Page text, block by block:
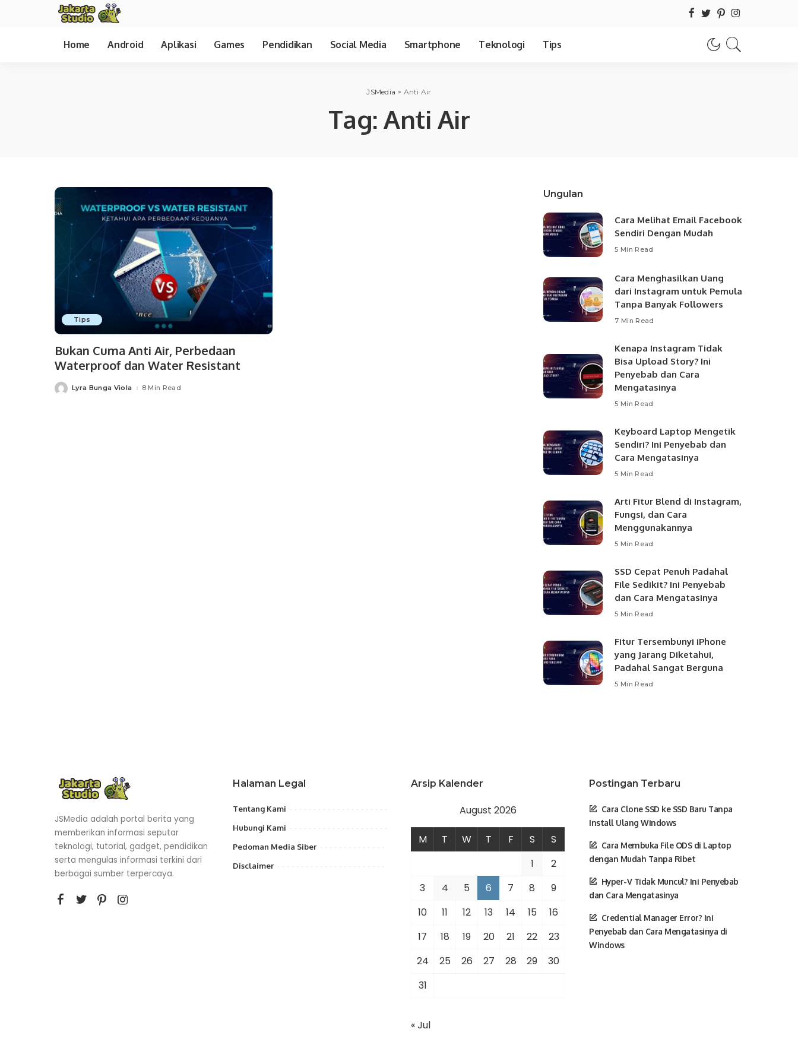
Home Android Aplikasi Games Pendidikan Social Media Smartphone Teknologi Tips
JSMedia > Anti Air
Tag:Anti Air
Tips
Bukan Cuma Anti Air, Perbedaan
Waterproof dan Water Resistant
PostedLyra Bunga Viola 8 Min Read
Ungulan
Cara Melihat Email Facebook
Sendiri Dengan Mudah
5 Min Read
Cara Menghasilkan Uang
dari Instagram untuk Pemula
Tanpa Banyak Followers
7 Min Read
Kenapa Instagram Tidak
Bisa Upload Story? Ini
Penyebab dan Cara
Mengatasinya
5 Min Read
Keyboard Laptop Mengetik
Sendiri? Ini Penyebab dan
Cara Mengatasinya
5 Min Read
Arti Fitur Blend di Instagram,
Fungsi, dan Cara
Menggunakannya
5 Min Read
SSD Cepat Penuh Padahal
File Sedikit? Ini Penyebab
dan Cara Mengatasinya
5 Min Read
Fitur Tersembunyi iPhone
yang Jarang Diketahui,
Padahal Sangat Berguna
5 Min Read
JSMedia adalah portal berita yang
memberikan informasi seputar
teknologi, tutorial, gadget, pendidikan
serta mengulas informasi terkini dari
berbagai sumber terpercaya.
Halaman Legal
Tentang Kami
Hubungi Kami
Pedoman Media Siber
Disclaimer
Arsip Kalender
August 2026
M T W T F S
S
1
2
3
4 5 6 7 8
9
10
11 12 13 14 15
16
17
18 19 20 21 22
23
24
25 26 27 28 29
30
31
« Jul
Postingan Terbaru
Cara Clone SSD ke SSD Baru Tanpa
Install Ulang Windows
Cara Membuka File ODS di Laptop
dengan Mudah Tanpa Ribet
Hyper-V Tidak Muncul? Ini Penyebab
dan Cara Mengatasinya
Credential Manager Error? Ini
Penyebab dan Cara Mengatasinya di
Windows